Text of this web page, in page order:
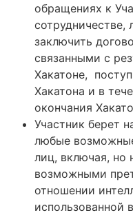
обращениях к
заключить
связанными с
Хакатоне,
Хакатона и в
окончания
Участник берет
любые
лиц, включая, но
возможными
отношении
использованной